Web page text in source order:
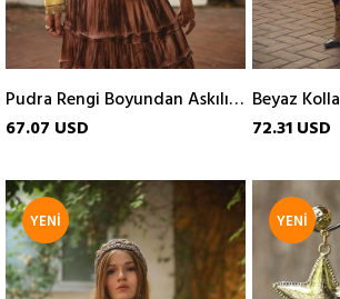
Pudra Rengi Boyundan Askılı Tasarım Deri Yelek
67.07 USD
72.31 USD
YENI
ÜRÜN
YENI
ÜRÜN